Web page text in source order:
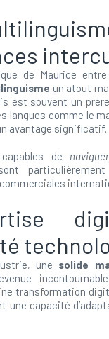
de Maurice entre
un atout
est souvent un
langues comme le
avantage significatif.
de
une solide
transformation
une capacité